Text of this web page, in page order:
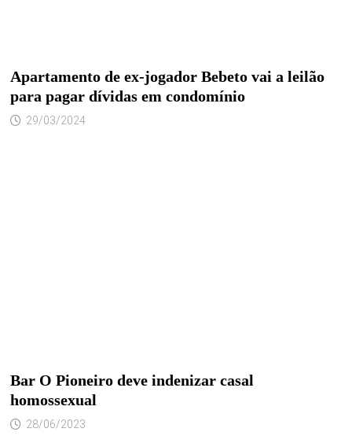
Apartamento de ex-jogador Bebeto vai a leilão
para pagar dívidas em condomínio
29/03/2024
Bar O Pioneiro deve indenizar casal
homossexual
28/06/2023